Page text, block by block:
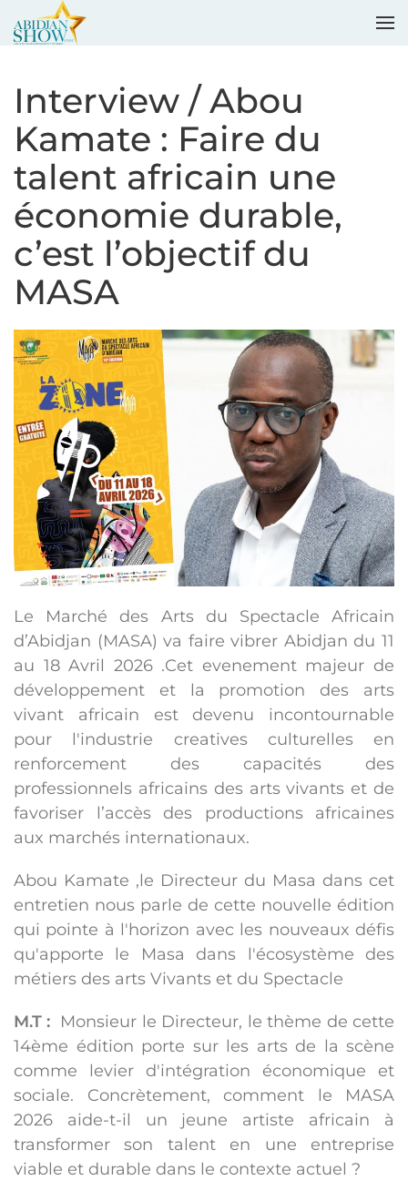
Interview / Abou
Kamate : Faire du
talent africain une
économie durable,
c’est l’objectif du
MASA
Le Marché des Arts du Spectacle Africain
d’Abidjan (MASA) va faire vibrer Abidjan du 11
au 18 Avril 2026 .Cet evenement majeur de
développement et la promotion des arts
vivant africain est devenu incontournable
pour l'industrie creatives culturelles en
renforcement des capacités des
professionnels africains des arts vivants et de
favoriser l’accès des productions africaines
aux marchés internationaux.
Abou Kamate ,le Directeur du Masa dans cet
entretien nous parle de cette nouvelle édition
qui pointe à l'horizon avec les nouveaux défis
qu'apporte le Masa dans l'écosystème des
métiers des arts Vivants et du Spectacle
M.T : Monsieur le Directeur, le thème de cette
14ème édition porte sur les arts de la scène
comme levier d'intégration économique et
sociale. Concrètement, comment le MASA
2026 aide-t-il un jeune artiste africain à
transformer son talent en une entreprise
viable et durable dans le contexte actuel ?